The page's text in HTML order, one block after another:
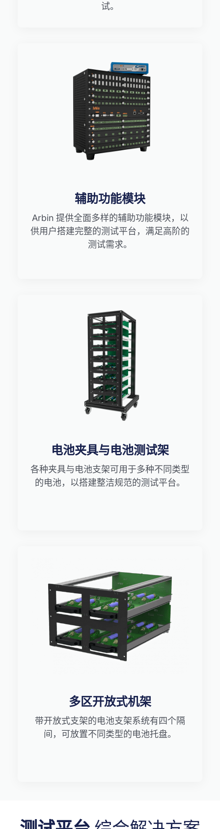
试。
辅助功能模块
Arbin 提供全面多样的辅助功能模块，以
供用户搭建完整的测试平台，满足高阶的
测试需求。
电池夹具与电池测试架
各种夹具与电池支架可用于多种不同类型
的电池，以搭建整洁规范的测试平台。
多区开放式机架
带开放式支架的电池支架系统有四个隔
间，可放置不同类型的电池托盘。